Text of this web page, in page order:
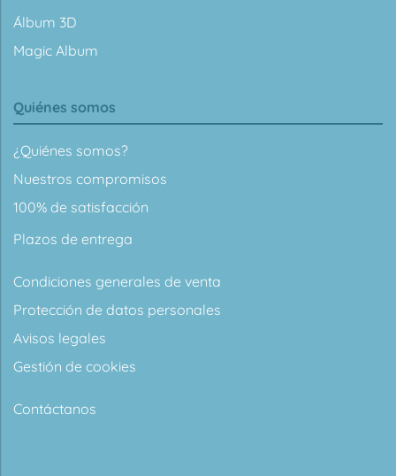
Álbum 3D
Magic Album
Quiénes somos
¿Quiénes somos?
Nuestros compromisos
100% de satisfacción
Plazos de entrega
Condiciones generales de venta
Protección de datos personales
Avisos legales
Gestión de cookies
Contáctanos